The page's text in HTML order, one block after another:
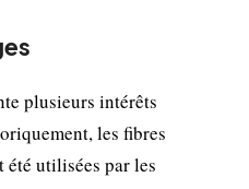
plusieurs intérêts
les fibres
été utilisées par les